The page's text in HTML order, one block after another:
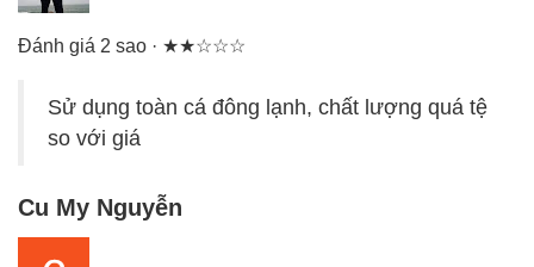
Đánh giá 2 sao · ★★☆☆☆
Sử dụng toàn cá đông lạnh, chất lượng quá tệ
so với giá
Cu My Nguyễn